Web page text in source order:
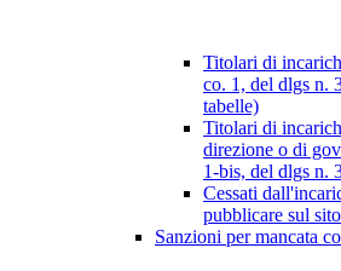
Titolari di
co. 1, del dlgs n.
tabelle)
Titolari di
direzione o di
1-bis, del dlgs n.
Cessati
pubblicare sul
Sanzioni per mancata